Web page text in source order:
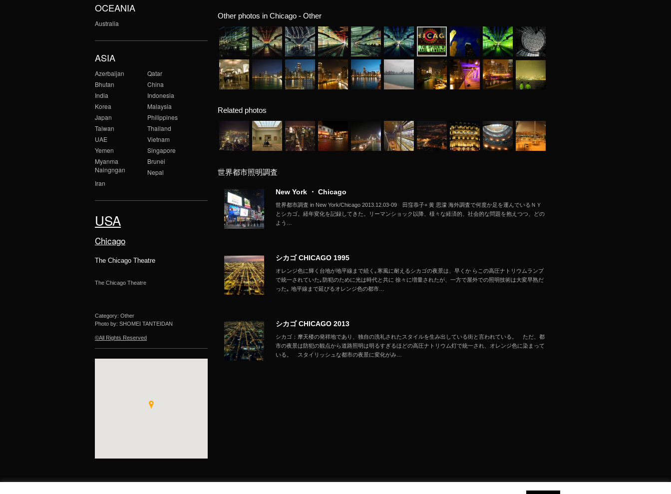
OCEANIA
Australia
ASIA
Azerbaijan
Qatar
Bhutan
China
India
Indonesia
Korea
Malaysia
Japan
Philippines
Taiwan
Thailand
UAE
Vietnam
Yemen
Singapore
Myanma
Naingngan
Brunei
Nepal
Iran
USA
Chicago
The Chicago Theatre
The Chicago Theatre
Category: Other
Photo by: SHOMEI TANTEIDAN
©All Rights Reserved
Other photos in Chicago - Other
Related photos
世界都市照明調査
New York ・ Chicago
世界都市調査 in New York/Chicago 2013.12.03-09 田窪恭子+ 黄 思濛 海外調査で何度か足を運んでいるＮＹ
とシカゴ。経年変化を記録してきた。リーマンショック以降、様々な経済的、社会的な問題を抱えつつ、どの
よう…
シカゴ CHICAGO 1995
オレンジ色に輝く台地が地平線まで続く｡寒風に耐えるシカゴの夜景は、早くか らこの高圧ナトリウムランプ
で統一されていた｡防犯のために光は時代と共に 徐々に増量されたが、一方で屋外での照明技術は大変早熟だ
った｡ 地平線まで延びるオレンジ色の都市…
シカゴ CHICAGO 2013
シカゴ：摩天楼の発祥地であり、独自の洗礼されたスタイルを生み出している街と言われている。 ただ、都
市の夜景は防犯の観点から道路照明は明るすぎるほどの高圧ナトリウム灯で統一され、オレンジ色に染まって
いる。 スタイリッシュな都市の夜景に変化がみ…